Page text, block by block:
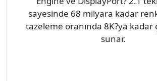
sayesinde 68 milyara kadar
tazeleme oranında 8K?ya
sunar.